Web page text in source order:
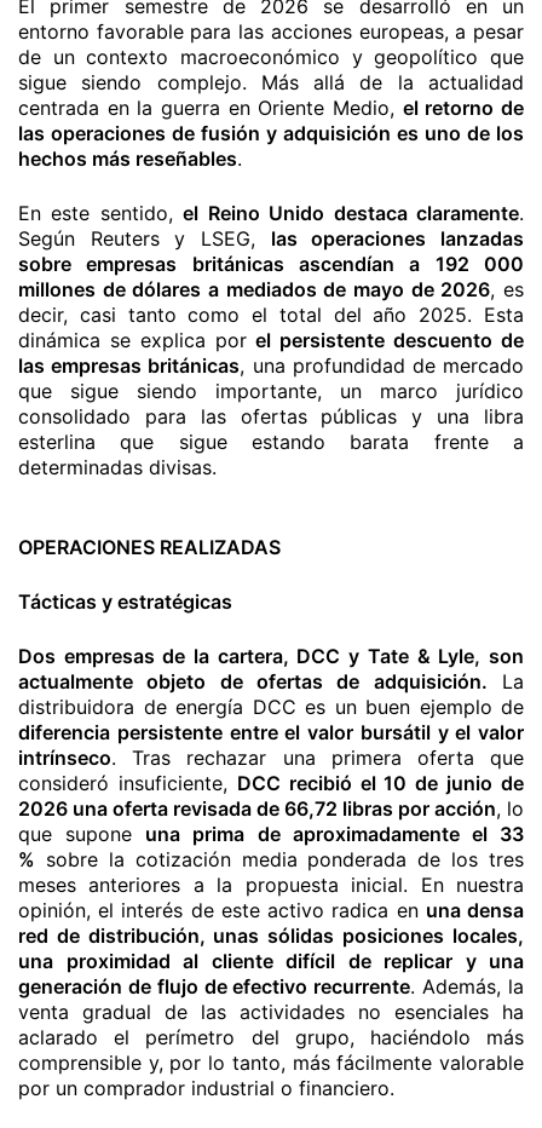
El primer semestre de 2026 se desarrolló en un
entorno favorable para las acciones europeas, a pesar
de un contexto macroeconómico y geopolítico que
sigue siendo complejo. Más allá de la actualidad
centrada en la guerra en Oriente Medio, el retorno de
las operaciones de fusión y adquisición es uno de los
hechos más reseñables.
En este sentido,el Reino Unido destaca claramente.
Según Reuters y LSEG, las operaciones lanzadas
sobre empresas británicas ascendían a 192 000
millones de dólares a mediados de mayo de 2026, es
decir, casi tanto como el total del año 2025. Esta
dinámica se explica porel persistente descuento de
las empresas británicas, una profundidad de mercado
que sigue siendo importante, un marco jurídico
consolidado para las ofertas públicas y una libra
esterlina que sigue estando barata frente a
determinadas divisas.
OPERACIONES REALIZADAS
Tácticas y estratégicas
Dos empresas de la cartera, DCC y Tate & Lyle, son
actualmente objeto de ofertas de adquisición. La
distribuidora de energía DCC es un buen ejemplo de
diferencia persistente entre el valor bursátil y el valor
intrínseco. Tras rechazar una primera oferta que
consideró insuficiente, DCC recibió el 10 de junio de
2026 una oferta revisada de 66,72 libras por acción, lo
que supone una prima de aproximadamente el 33
% sobre la cotización media ponderada de los tres
meses anteriores a la propuesta inicial. En nuestra
opinión, el interés de este activo radica en una densa
red de distribución, unas sólidas posiciones locales,
una proximidad al cliente difícil de replicar y una
generación de flujo de efectivo recurrente. Además, la
venta gradual de las actividades no esenciales ha
aclarado el perímetro del grupo, haciéndolo más
comprensible y, por lo tanto, más fácilmente valorable
por un comprador industrial o financiero.